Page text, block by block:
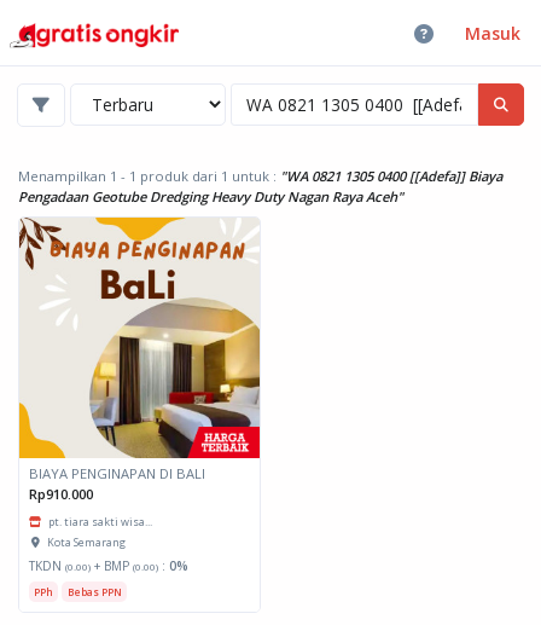
Masuk
Menampilkan 1 - 1 produk dari 1 untuk : "WA 0821 1305 0400 [[Adefa]] Biaya
Pengadaan Geotube Dredging Heavy Duty Nagan Raya Aceh"
BIAYA PENGINAPAN DI BALI
Rp910.000
pt. tiara sakti wisa...
Kota Semarang
TKDN (0.00) + BMP (0.00) : 0%
PPh Bebas PPN